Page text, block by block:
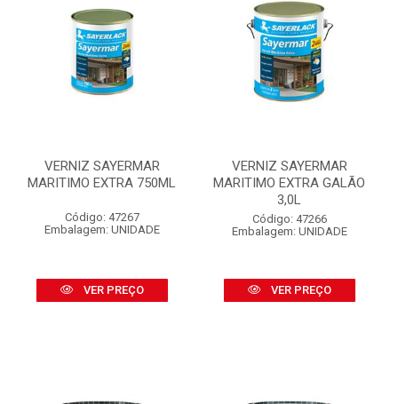
VERNIZ SAYERMAR
MARITIMO EXTRA 750ML
Código: 47267
Embalagem: UNIDADE
VER PREÇO
VERNIZ SAYERMAR
MARITIMO EXTRA GALÃO
3,0L
Código: 47266
Embalagem: UNIDADE
VER PREÇO